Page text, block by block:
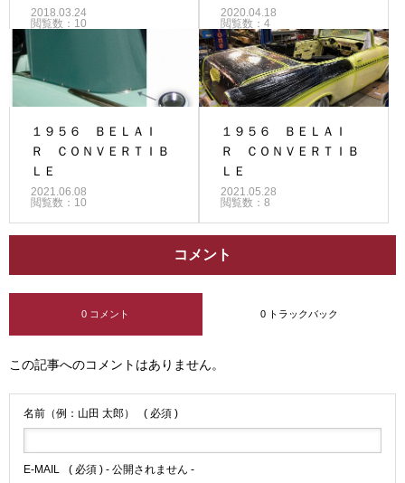
2018.03.24
閲覧数：10
2020.04.18
閲覧数：4
１９５６ ＢＥＬＡＩ
Ｒ ＣＯＮＶＥＲＴＩＢ
ＬＥ
2021.06.08
閲覧数：10
１９５６ ＢＥＬＡＩ
Ｒ ＣＯＮＶＥＲＴＩＢ
ＬＥ
2021.05.28
閲覧数：8
コメント
0 コメント 0 トラックバック
この記事へのコメントはありません。
名前（例：山田 太郎） ( 必須 )
E-MAIL ( 必須 ) - 公開されません -